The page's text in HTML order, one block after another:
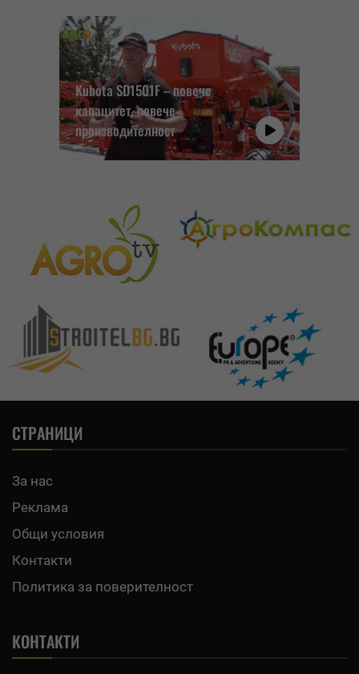
Kubota SD1501F – повече
капацитет, повече
производителност
СТРАНИЦИ
За нас
Реклама
Общи условия
Контакти
Политика за поверителност
КОНТАКТИ